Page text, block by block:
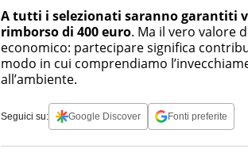
A tutti i selezionati saranno garantiti
rimborso di 400 euro. Ma il vero valore
economico: partecipare significa
modo in cui comprendiamo
all’ambiente.
Seguici su: Google Discover Fonti preferite